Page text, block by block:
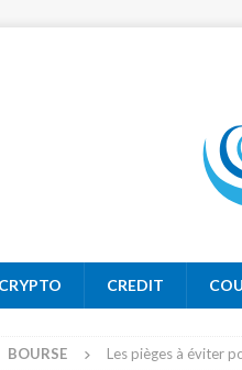
CRYPTO CREDIT
BOURSE Les pièges à éviter